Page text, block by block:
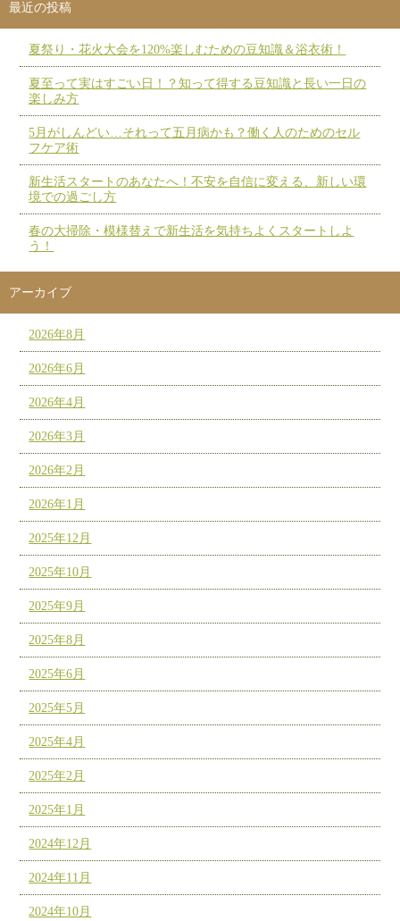
最近の投稿
夏祭り・花火大会を120%楽しむための豆知識＆浴衣術！
夏至って実はすごい日！？知って得する豆知識と長い一日の
楽しみ方
5月がしんどい…それって五月病かも？働く人のためのセル
フケア術
新生活スタートのあなたへ！不安を自信に変える、新しい環
境での過ごし方
春の大掃除・模様替えで新生活を気持ちよくスタートしよ
う！
アーカイブ
2026年8月
2026年6月
2026年4月
2026年3月
2026年2月
2026年1月
2025年12月
2025年10月
2025年9月
2025年8月
2025年6月
2025年5月
2025年4月
2025年2月
2025年1月
2024年12月
2024年11月
2024年10月